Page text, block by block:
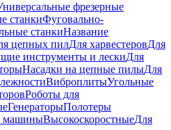
фрезерные
станкиФуговально-
станкиНазвание
цепных пилДля харвестеровДля
инструменты и лескиДля
Насадки на цепные пилыДля
ВиброплитыУгольные
Роботы для
ГенераторыПолотеры
машиныВысокоскоростныеДля